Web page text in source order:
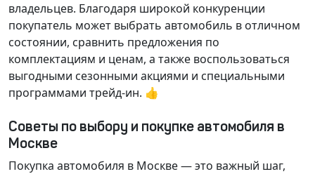
владельцев. Благодаря широкой конкуренции
покупатель может выбрать автомобиль в отличном
состоянии, сравнить предложения по
комплектациям и ценам, а также воспользоваться
выгодными сезонными акциями и специальными
программами трейд-ин. 👍
Советы по выбору и покупке автомобиля в
Москве
Покупка автомобиля в Москве — это важный шаг,